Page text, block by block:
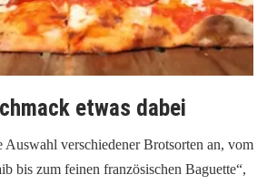
etwas dabei
Auswahl verschiedener Brotsorten an, vom
bis zum feinen französischen Baguette“,